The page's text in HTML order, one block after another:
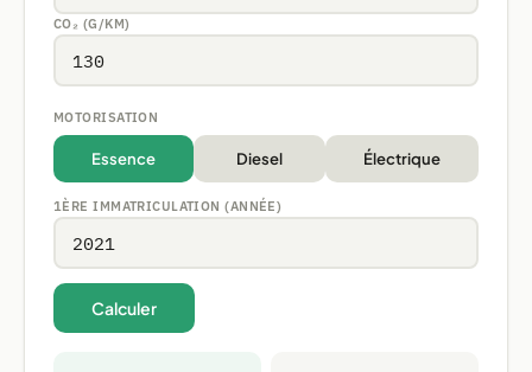
CO₂ (G/KM)
MOTORISATION
Essence Diesel Électrique
1ÈRE IMMATRICULATION (ANNÉE)
Calculer